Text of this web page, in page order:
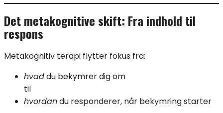
Det metakognitive skift: Fra indhold til
respons
Metakognitiv terapi flytter fokus fra:
hvaddu bekymrer dig om
til
hvordandu responderer, når bekymring starter